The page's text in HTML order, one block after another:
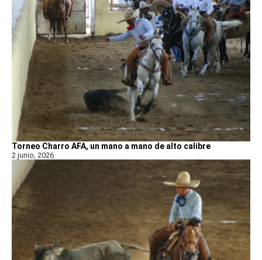
Torneo Charro AFA, un mano a mano de alto calibre
2 junio, 2026